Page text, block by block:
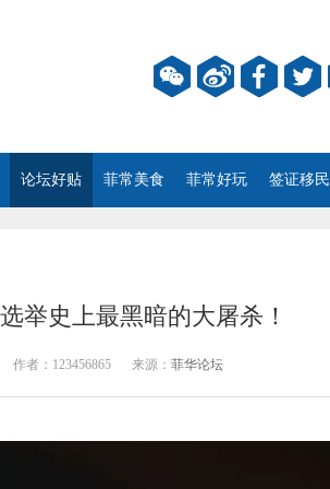
论坛好贴 菲常美食 菲常好玩 签证移民
举史上最黑暗的大屠杀！
作者： 123456865 来源： 菲华论坛